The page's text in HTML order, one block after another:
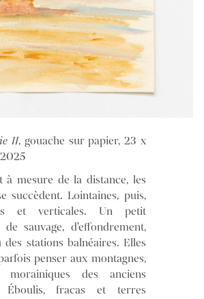
II, gouache sur papier, 23 x
mesure de la distance, les
succèdent. Lointaines, puis,
et verticales. Un petit
sauvage, d'effondrement,
stations balnéaires. Elles
penser aux montagnes,
des anciens
Éboulis, fracas et terres